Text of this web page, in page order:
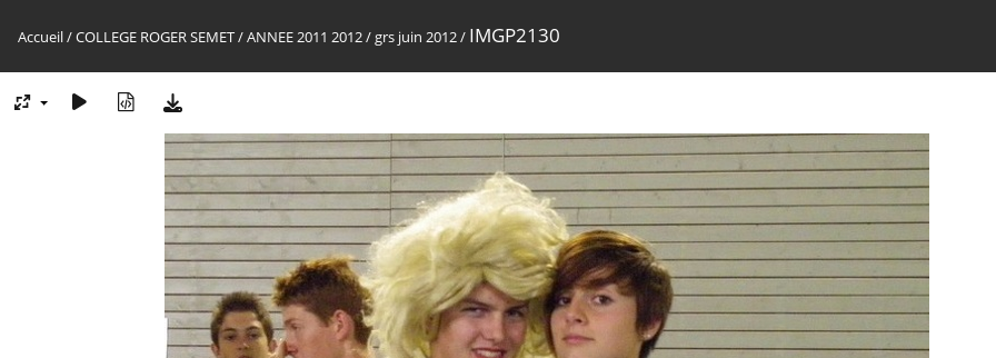
Accueil/COLLEGE ROGER SEMET/ANNEE 2011 2012/grs juin 2012/ IMGP2130